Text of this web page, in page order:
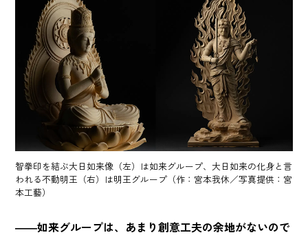
智拳印を結ぶ大日如来像（左）は如来グループ、大日如来の化身と言
われる不動明王（右）は明王グループ（作：宮本我休／写真提供：宮
本工藝）
――如来グループは、あまり創意工夫の余地がないので